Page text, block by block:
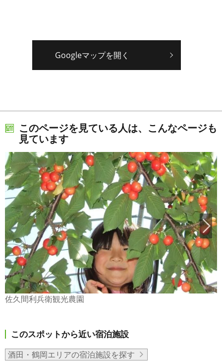
Googleマップを開く
このページを見ている人は、こんなページも
見ています
佐久間利兵衛観光農園
このスポットから近い宿泊施設
酒田・鶴岡エリアの宿泊施設を探す